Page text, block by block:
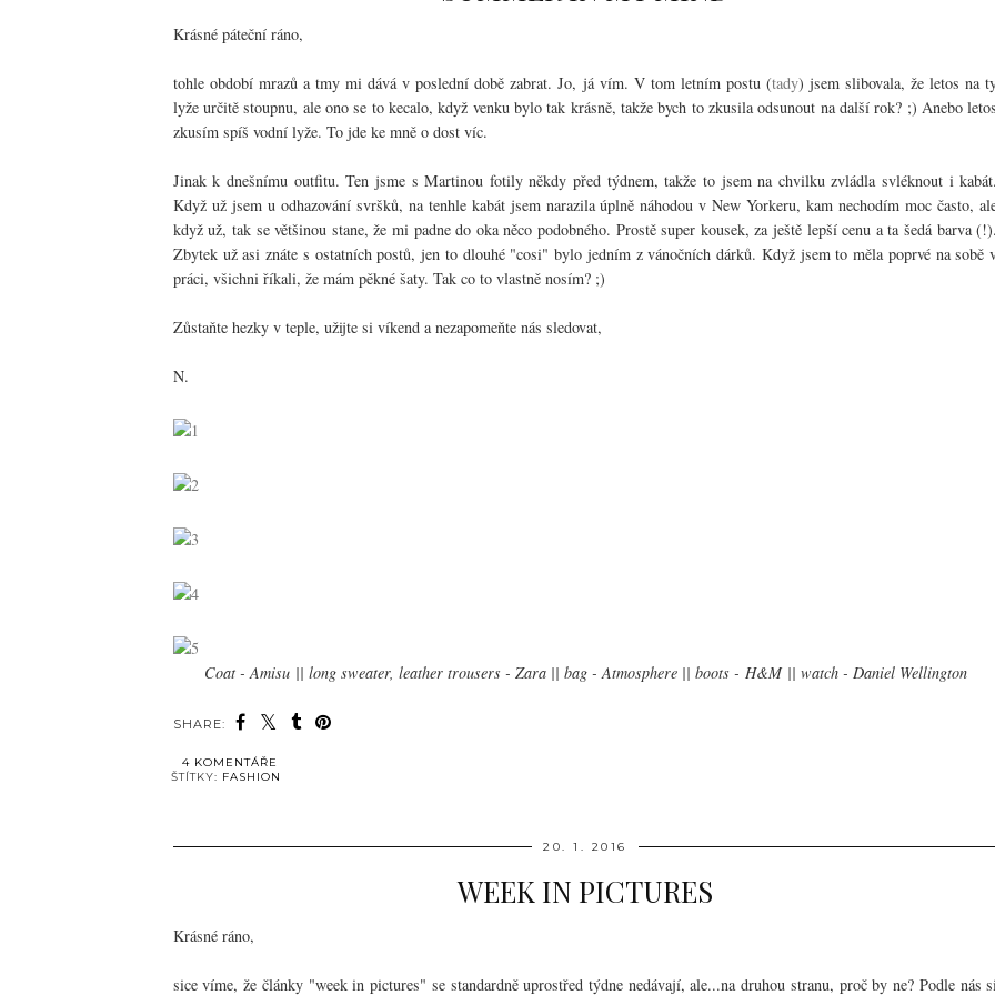
Krásné páteční ráno,
tohle období mrazů a tmy mi dává v poslední době zabrat. Jo, já vím. V tom letním postu (tady) jsem slibovala, že letos na
lyže určitě stoupnu, ale ono se to kecalo, když venku bylo tak krásně, takže bych to zkusila odsunout na další rok? ;) Anebo letos
zkusím spíš vodní lyže. To jde ke mně o dost víc.
Jinak k dnešnímu outfitu. Ten jsme s Martinou fotily někdy před týdnem, takže to jsem na chvilku zvládla svléknout i kabát.
Když už jsem u odhazování svršků, na tenhle kabát jsem narazila úplně náhodou v New Yorkeru, kam nechodím moc často,
když už, tak se většinou stane, že mi padne do oka něco podobného. Prostě super kousek, za ještě lepší cenu a ta šedá barva (!).
Zbytek už asi znáte s ostatních postů, jen to dlouhé "cosi" bylo jedním z vánočních dárků. Když jsem to měla poprvé na sobě
práci, všichni říkali, že mám pěkné šaty. Tak co to vlastně nosím? ;)
Zůstaňte hezky v teple, užijte si víkend a nezapomeňte nás sledovat,
N.
Coat - Amisu || long sweater, leather trousers - Zara || bag - Atmosphere || boots - H&M || watch - Daniel Wellington
SHARE:
4 KOMENTÁŘE
ŠTÍTKY: FASHION
20. 1. 2016
WEEK IN PICTURES
Krásné ráno,
sice víme, že články "week in pictures" se standardně uprostřed týdne nedávají, ale...na druhou stranu, proč by ne? Podle nás